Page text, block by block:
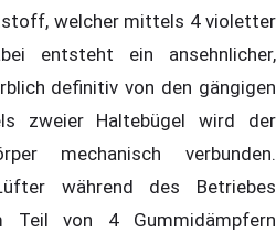
welcher mittels 4 violetter
entsteht ein ansehnlicher,
definitiv von den gängigen
zweier Haltebügel wird der
mechanisch verbunden.
während des Betriebes
Teil von 4 Gummidämpfern